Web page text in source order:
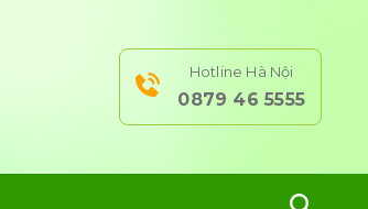
Hotline Hà Nội
0879 46 5555